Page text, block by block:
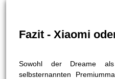
Fazit - Xiaomi
Sowohl der Dreame
selbsternannten